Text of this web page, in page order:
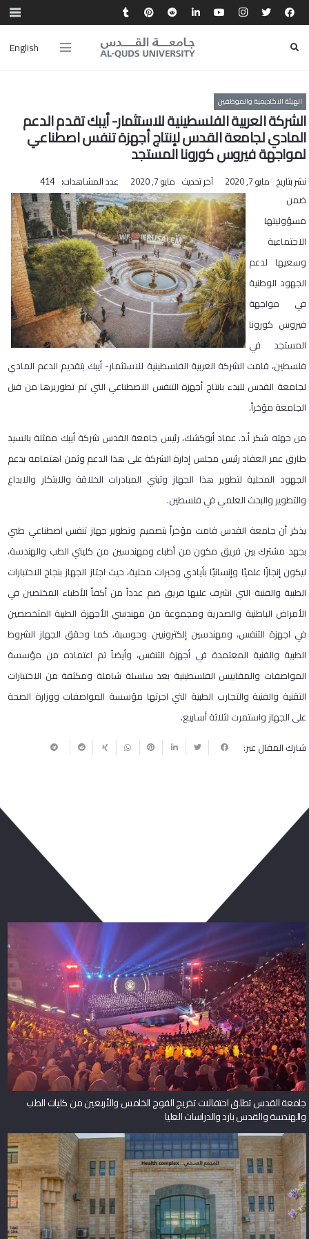
English
الهيئة الاكاديمية والموظفين
الشركة العربية الفلسطينية للاستثمار- أيبك تقدم الدعم
المادي لجامعة القدس لإنتاج أجهزة تنفس اصطناعي
لمواجهة فيروس كورونا المستجد
نشر بتاريخ مايو 7, 2020 آخر تحديث مايو 7, 2020 عدد المشاهدات: 414
ضمن
مسؤوليتها
الاجتماعية
وسعيها لدعم
الجهود الوطنية
في مواجهة
فيروس كورونا
المستجد في
فلسطين، قامت الشركة العربية الفلسطينية للاستثمار- أيبك بتقديم الدعم المادي
لجامعة القدس للبدء بانتاج أجهزة التنفس الاصطناعي التي تم تطوريرها من قبل
الجامعة مؤخراً.
من جهته شكر أ.د. عماد أبوكشك، رئيس جامعة القدس شركة أيبك ممثلة بالسيد
طارق عمر العقاد رئيس مجلس إدارة الشركة على هذا الدعم وثمن اهتمامه بدعم
الجهود المحلية لتطوير هذا الجهاز وتبني المبادرات الخلاقة والابتكار والابداع
والتطوير والبحث العلمي في فلسطين.
يذكر أن جامعة القدس قامت مؤخراً بتصميم وتطوير جهاز تنفس اصطناعي طبي
بجهد مشترك بين فريق مكون من أطباء ومهندسين من كليتي الطب والهندسة،
ليكون إنجازًا علميًا وإنسانيًا بأيادي وخبرات محلية، حيث اجتاز الجهاز بنجاح الاختبارات
الطبية والفنية التي اشرف عليها فريق ضم عدداً من أكفأ الأطباء المختصين في
الأمراض الباطنية والصدرية ومجموعة من مهندسي الأجهزة الطبية المتخصصين
في اجهزة التنفس، ومهندسين إلكترونيين وحوسبة، كما وحقق الجهاز الشروط
الطبية والفنية المعتمدة في أجهزة التنفس، وأيضاً تم اعتماده من مؤسسة
المواصفات والمقاييس الفلسطينية بعد سلسلة شاملة ومكثفة من الاختبارات
التقنية والفنية والتجارب الطبية التي اجرتها مؤسسة المواصفات ووزارة الصحة
على الجهاز واستمرت لثلاثة أسابيع.
شارك المقال عبر:
جامعة القدس تطلق احتفالات تخريج الفوج الخامس والأربعين من كليات الطب
والهندسة والقدس بارد والدراسات العليا